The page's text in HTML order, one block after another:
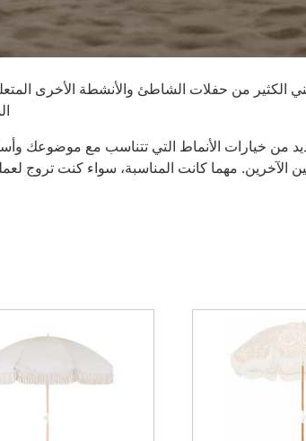
الكثير من حفلات الشاطئ والأنشطة الأخرى
من خيارات الأنماط التي تتناسب مع موضوعك
مهما كانت المناسبة، سواء كنت تروج